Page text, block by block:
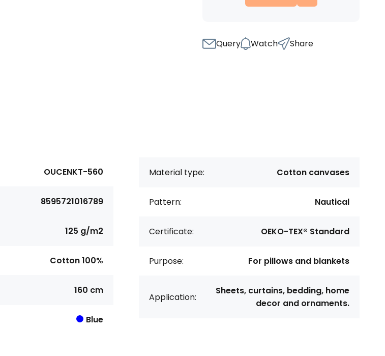
Query Watch Share
OUCENKT-560
8595721016789
125 g/m2
Cotton 100%
160 cm
Blue
Material type: Cotton canvases
Pattern: Nautical
Certificate: OEKO-TEX® Standard
Purpose: For pillows and blankets
Application:
Sheets, curtains, bedding, home
decor and ornaments.